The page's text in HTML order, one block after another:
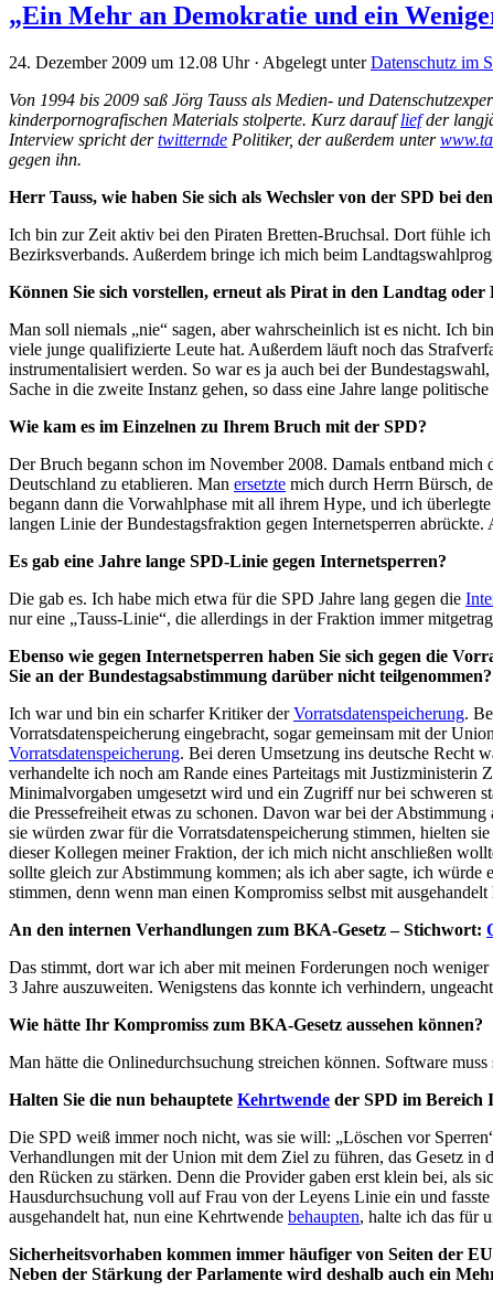
„Ein Mehr an Demokratie und ein
24. Dezember 2009 um 12.08 Uhr · Abgelegt unterDatenschutz im
Von 1994 bis 2009 saß Jörg Tauss als Medien- und
kinderpornografischen Materials stolperte. Kurz daraufliefder
Interview spricht dertwitternde Politiker, der außerdem unter
gegen ihn.
Herr Tauss, wie haben Sie sich als Wechsler von der SPD bei
Ich bin zur Zeit aktiv bei den Piraten Bretten-Bruchsal. Dort fühle
Bezirksverbands. Außerdem bringe ich mich beim
Können Sie sich vorstellen, erneut als Pirat in den Landtag oder
Man soll niemals „nie“ sagen, aber wahrscheinlich ist es nicht. Ich
viele junge qualifizierte Leute hat. Außerdem läuft noch das
instrumentalisiert werden. So war es ja auch bei der
Sache in die zweite Instanz gehen, so dass eine Jahre lange
Wie kam es im Einzelnen zu Ihrem Bruch mit der SPD?
Der Bruch begann schon im November 2008. Damals entband
Deutschland zu etablieren. Man ersetzte mich durch Herrn Bürsch,
begann dann die Vorwahlphase mit all ihrem Hype, und ich
langen Linie der Bundestagsfraktion gegen Internetsperren
Es gab eine Jahre lange SPD-Linie gegen Internetsperren?
Die gab es. Ich habe mich etwa für die SPD Jahre lang gegen die
nur eine „Tauss-Linie“, die allerdings in der Fraktion immer
Ebenso wie gegen Internetsperren haben Sie sich gegen die
Sie an der Bundestagsabstimmung darüber nicht teilgenommen?
Ich war und bin ein scharfer Kritiker derVorratsdatenspeicherung.
Vorratsdatenspeicherung eingebracht, sogar gemeinsam mit der
Vorratsdatenspeicherung. Bei deren Umsetzung ins deutsche Recht
verhandelte ich noch am Rande eines Parteitags mit
Minimalvorgaben umgesetzt wird und ein Zugriff nur bei schweren
die Pressefreiheit etwas zu schonen. Davon war bei der
sie würden zwar für die Vorratsdatenspeicherung stimmen, hielten
dieser Kollegen meiner Fraktion, der ich mich nicht anschließen
sollte gleich zur Abstimmung kommen; als ich aber sagte, ich
stimmen, denn wenn man einen Kompromiss selbst mit
An den internen Verhandlungen zum BKA-Gesetz – Stichwort:
Das stimmt, dort war ich aber mit meinen Forderungen noch
3 Jahre auszuweiten. Wenigstens das konnte ich verhindern,
Wie hätte Ihr Kompromiss zum BKA-Gesetz aussehen können?
Man hätte die Onlinedurchsuchung streichen können. Software
Halten Sie die nun behauptete Kehrtwende der SPD im Bereich
Die SPD weiß immer noch nicht, was sie will: „Löschen vor
Verhandlungen mit der Union mit dem Ziel zu führen, das Gesetz in
den Rücken zu stärken. Denn die Provider gaben erst klein bei, als
Hausdurchsuchung voll auf Frau von der Leyens Linie ein und
ausgehandelt hat, nun eine Kehrtwende behaupten, halte ich das für
Sicherheitsvorhaben kommen immer häufiger von Seiten der
Neben der Stärkung der Parlamente wird deshalb auch ein